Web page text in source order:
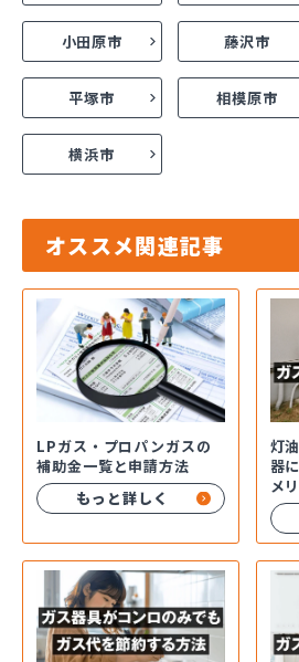
小田原市 藤沢市
平塚市 相模原市
横浜市
オススメ関連記事
LPガス・プロパンガスの
補助金一覧と申請方法
もっと詳しく
灯
器
メ